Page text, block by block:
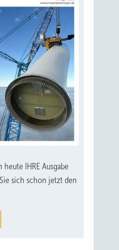
IHRE Ausgabe
sich schon jetzt den